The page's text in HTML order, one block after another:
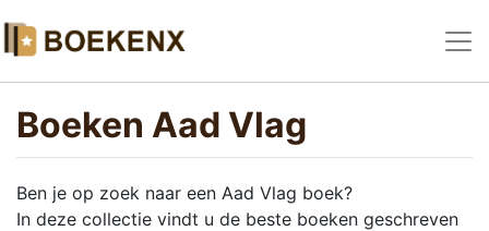
Boeken Aad Vlag
Ben je op zoek naar een Aad Vlag boek?
In deze collectie vindt u de beste boeken geschreven